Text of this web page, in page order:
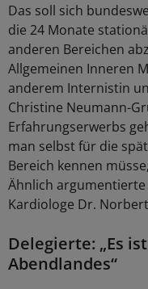
Das soll sich
die 24 Monate
anderen Bereichen
Allgemeinen Inneren
anderem Internistin
Christine Neumann-
Erfahrungserwerbs
man selbst für die
Bereich kennen
Ähnlich
Kardiologe Dr.
Delegierte: „Es
Abendlandes“